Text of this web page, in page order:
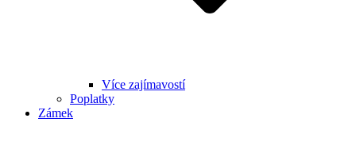
Více zajímavostí
Poplatky
Zámek